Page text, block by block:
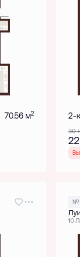
70.56 м2 2-
30
№
10